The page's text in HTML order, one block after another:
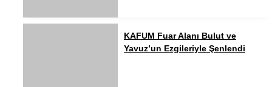
KAFUM Fuar Alanı Bulut ve
Yavuz’un Ezgileriyle Şenlendi